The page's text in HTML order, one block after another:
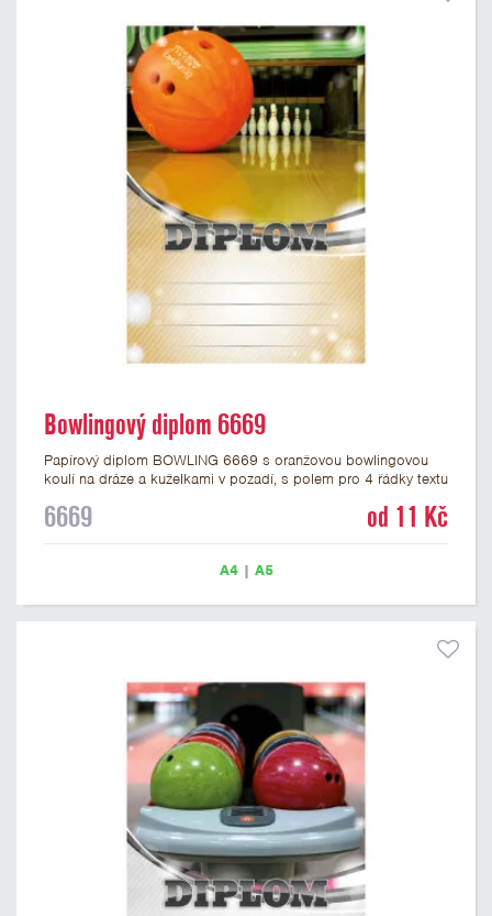
Bowlingový diplom 6669
Papírový diplom BOWLING 6669 s oranžovou bowlingovou
koulí na dráze a kuželkami v pozadí, s polem pro 4 řádky textu
ve formátu A4 a A5. Papírový diplom s motivem bowlingu a
6669 od 11 Kč
A4| A5